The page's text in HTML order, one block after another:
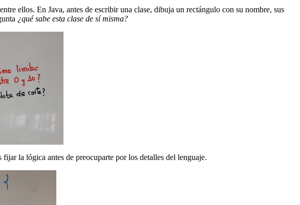
ellos. En Java, antes de escribir una clase, dibuja un rectángulo con su nombre, sus
¿qué sabe esta clase de sí misma?
la lógica antes de preocuparte por los detalles del lenguaje.